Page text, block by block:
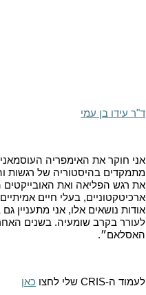
ד"ר עידו בן עמי
אני חוקר את האימפריה
מתמקדים בהיסטוריה של רגשות
את רגש הפליאה ואת האובייקטים
ארכיטקטוניים, בעלי חיים
אודות נושאים אלו, אני מתעניין
לעורר בקרב שומעיה. בשנים
האסלאם״.
לעמוד ה-CRIS שלי לחצו כאן